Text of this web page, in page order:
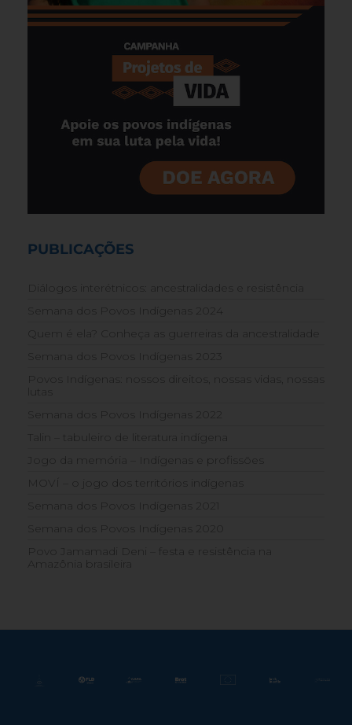
PUBLICAÇÕES
Diálogos interétnicos: ancestralidades e resistência
Semana dos Povos Indígenas 2024
Quem é ela? Conheça as guerreiras da ancestralidade
Semana dos Povos Indígenas 2023
Povos Indígenas: nossos direitos, nossas vidas, nossas
lutas
Semana dos Povos Indígenas 2022
Talin – tabuleiro de literatura indígena
Jogo da memória – Indígenas e profissões
MOVÍ – o jogo dos territórios indígenas
Semana dos Povos Indígenas 2021
Semana dos Povos Indígenas 2020
Povo Jamamadi Deni – festa e resistência na
Amazônia brasileira